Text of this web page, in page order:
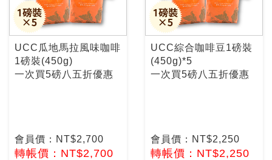
UCC瓜地馬拉風味咖啡
1磅裝(450g)
一次買5磅八五折優惠
會員價：NT$2,700
轉帳價：NT$2,700
UCC綜合咖啡豆1磅裝
(450g)*5
一次買5磅八五折優惠
會員價：NT$2,250
轉帳價：NT$2,250